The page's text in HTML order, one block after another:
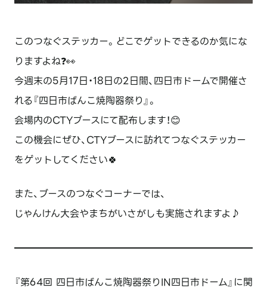
このつなぐステッカー。どこでゲットできるのか気にな
りますよね❓👀
今週末の5月17日・18日の2日間、四日市ドームで開催さ
れる『四日市ばんこ焼陶器祭り』。
会場内のCTYブースにて配布します！😊
この機会にぜひ、CTYブースに訪れてつなぐステッカー
をゲットしてください🍀
また、ブースのつなぐコーナーでは、
じゃんけん大会やまちがいさがしも実施されますよ♪
『第64回 四日市ばんこ焼陶器祭りIN四日市ドーム』に関